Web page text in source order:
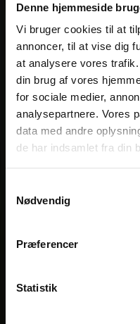
Denne hjemmeside
Vi bruger cookies til at
annoncer, til at vise dig
at analysere vores
din brug af vores
for sociale medier,
analysepartnere. Vores
data med andre
de har indsamlet fra din
Nødvendig
Præferencer
Statistik